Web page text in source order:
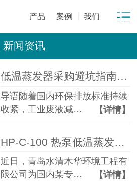
产品 案例 我们
新闻资讯
低温蒸发器采购避坑指南：工业废水蒸发设备选型10大坑
导语随着国内环保排放标准持续
收紧，工业废液减…
【详情】
近日，青岛水清木华环境工程有
限公司为国内某专…
【详情】